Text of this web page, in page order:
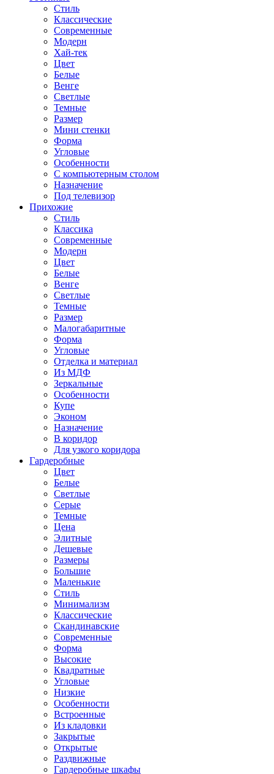
Стиль
Классические
Современные
Модерн
Хай-тек
Цвет
Белые
Венге
Светлые
Темные
Размер
Мини стенки
Форма
Угловые
Особенности
С компьютерным столом
Назначение
Под телевизор
Прихожие
Стиль
Классика
Современные
Модерн
Цвет
Белые
Венге
Светлые
Темные
Размер
Малогабаритные
Форма
Угловые
Отделка и материал
Из МДФ
Зеркальные
Особенности
Купе
Эконом
Назначение
В коридор
Для узкого коридора
Гардеробные
Цвет
Белые
Светлые
Серые
Темные
Цена
Элитные
Дешевые
Размеры
Большие
Маленькие
Стиль
Минимализм
Классические
Скандинавские
Современные
Форма
Высокие
Квадратные
Угловые
Низкие
Особенности
Встроенные
Из кладовки
Закрытые
Открытые
Раздвижные
Гардеробные шкафы